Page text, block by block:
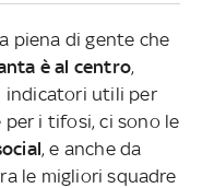
piena di gente che
è al centro,
indicatori utili per
i tifosi, ci sono le
, e anche da
le migliori squadre